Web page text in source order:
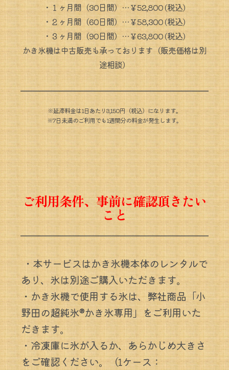
・１ヶ月間（30日間）…￥52,800 (税込)
・２ヶ月間（60日間）…￥58,300 (税込)
・３ヶ月間（90日間）…￥63,800 (税込)
かき氷機は中古販売も承っております（販売価格は別
途相談）
※延滞料金は1日あたり3,150円（税込）になります。
※7日未満のご利用でも1週間分の料金が発生します。
ご利用条件、事前に確認頂きたい
こと
・本サービスはかき氷機本体のレンタルで
あり、氷は別途ご購入いただきます。
・かき氷機で使用する氷は、弊社商品「小
野田の超純氷®かき氷専用」をご利用いた
だきます。
・冷凍庫に氷が入るか、あらかじめ大きさ
をご確認ください。（1ケース：